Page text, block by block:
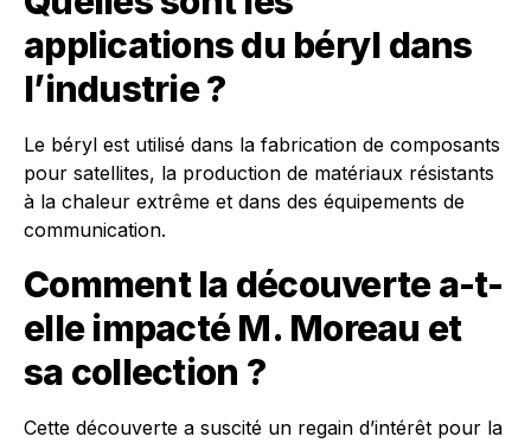
applications du béryl dans
l’industrie ?
Le béryl est utilisé dans la fabrication de composants
pour satellites, la production de matériaux résistants
à la chaleur extrême et dans des équipements de
communication.
Comment la découverte a-t-
elle impacté M. Moreau et
sa collection ?
Cette découverte a suscité un regain d’intérêt pour la